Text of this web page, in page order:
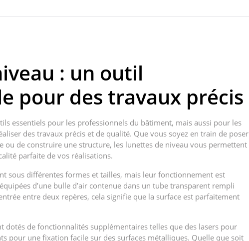
: un outil
pour des travaux précis
essentiels pour les professionnels du bâtiment, mais aussi pour les
des travaux précis et de qualité. Que vous soyez en train de poser
ou de construire une structure, les lunettes de niveau vous permettent
parfaite de vos réalisations.
sous différentes formes et tailles, mais leur fonctionnement est
d’une bulle d’air contenue dans un tube transparent rempli
entre deux repères, cela signifie que la surface est parfaitement
dotés de fonctionnalités supplémentaires telles que des lasers pour
pour une fixation facile sur des surfaces métalliques. Quelle que soit